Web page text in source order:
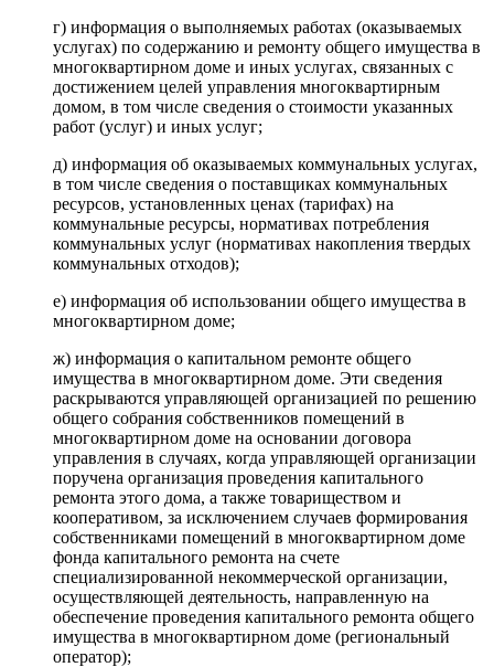
г) информация о выполняемых работах (оказываемых
услугах) по содержанию и ремонту общего имущества в
многоквартирном доме и иных услугах, связанных с
достижением целей управления многоквартирным
домом, в том числе сведения о стоимости указанных
работ (услуг) и иных услуг;
д) информация об оказываемых коммунальных услугах,
в том числе сведения о поставщиках коммунальных
ресурсов, установленных ценах (тарифах) на
коммунальные ресурсы, нормативах потребления
коммунальных услуг (нормативах накопления твердых
коммунальных отходов);
е) информация об использовании общего имущества в
многоквартирном доме;
ж) информация о капитальном ремонте общего
имущества в многоквартирном доме. Эти сведения
раскрываются управляющей организацией по решению
общего собрания собственников помещений в
многоквартирном доме на основании договора
управления в случаях, когда управляющей организации
поручена организация проведения капитального
ремонта этого дома, а также товариществом и
кооперативом, за исключением случаев формирования
собственниками помещений в многоквартирном доме
фонда капитального ремонта на счете
специализированной некоммерческой организации,
осуществляющей деятельность, направленную на
обеспечение проведения капитального ремонта общего
имущества в многоквартирном доме (региональный
оператор);